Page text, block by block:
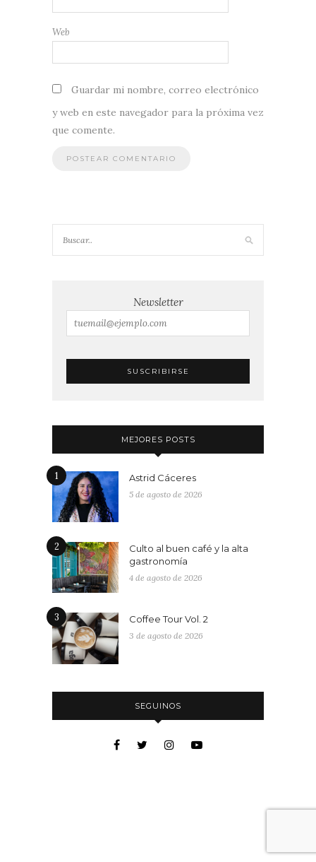
Web
Guardar mi nombre, correo electrónico
y web en este navegador para la próxima vez
que comente.
Newsletter
MEJORES POSTS
1 Astrid Cáceres
5 de agosto de 2026
2
Culto al buen café y la alta
gastronomía
4 de agosto de 2026
3 Coffee Tour Vol. 2
3 de agosto de 2026
SEGUINOS